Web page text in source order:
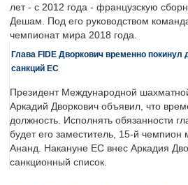
лет - с 2012 года - французскую
Дешам. Под его руководством
чемпионат мира 2018 года.
Глава FIDE Дворкович временно покинул
санкций ЕС
Президент Международной
Аркадий Дворкович объявил, что
должность. Исполнять обязанности
будет его заместитель, 15-й
Ананд. Накануне ЕС внес Аркадия
санкционный список.